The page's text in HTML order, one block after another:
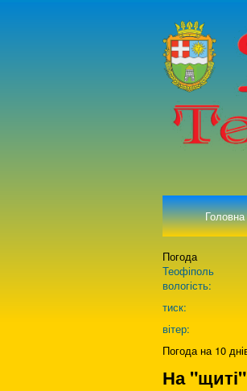
Головна
Погода
Теофіполь
вологість:
тиск:
вітер:
Погода на 10
На